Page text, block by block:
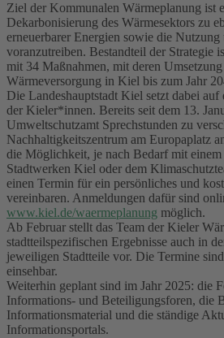
Ziel der Kommunalen Wärmeplanung ist
Dekarbonisierung des Wärmesektors zu
erneuerbarer Energien sowie die
voranzutreiben. Bestandteil der Strategie
mit 34 Maßnahmen, mit deren
Wärmeversorgung in Kiel bis zum Jahr
Die Landeshauptstadt Kiel setzt dabei
der Kieler*innen. Bereits seit dem 13.
Umweltschutzamt Sprechstunden zu
Nachhaltigkeitszentrum am Europaplatz
die Möglichkeit, je nach Bedarf mit einem
Stadtwerken Kiel oder dem
einen Termin für ein persönliches und
vereinbaren. Anmeldungen dafür sind
www.kiel.de/waermeplanung möglich.
Ab Februar stellt das Team der Kieler
stadtteilspezifischen Ergebnisse auch in
jeweiligen Stadtteile vor. Die Termine
einsehbar.
Weiterhin geplant sind im Jahr 2025: die
Informations- und Beteiligungsforen, die
Informationsmaterial und die ständige
Informationsportals.